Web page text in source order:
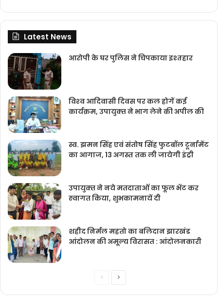
Latest News
आरोपी के घर पुलिस ने चिपकाया इश्तहार
विश्‍व आदिवासी दिवस पर कल होगें कई
कार्यक्रम, उपायुक्‍त ने भाग लेने की अपील की
स्व. झमन सिंह एवं संतोष सिंह फुटबॉल टूर्नामेंट
का आगाज, 13 अगस्त तक ली जायेगी इंट्री
उपायुक्‍त ने नये मतदाताओंं का फूल भेंट कर
स्‍वागत किया, शुभकामनायें दी
शहीद निर्मल महतो का बलिदान झारखंड
आंदोलन की अमूल्य विरासत : आंदोलनकारी
PreviousNext